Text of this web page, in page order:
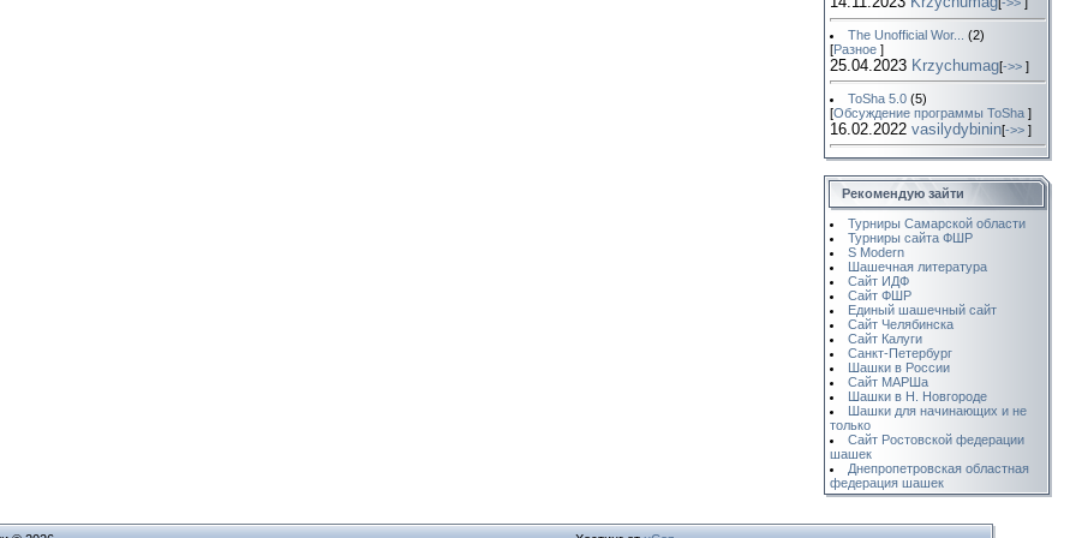
The Unofficial Wor...
(2)
[Разное ]
25.04.2023 Krzychumag[->> ]
ToSha 5.0 (5)
[Обсуждение программы ToSha ]
16.02.2022 vasilydybinin[->> ]
Рекомендую зайти
Турниры Самарской области
Турниры сайта ФШР
S Modern
Шашечная литература
Сайт ИДФ
Сайт ФШР
Единый шашечный сайт
Сайт Челябинска
Сайт Калуги
Санкт-Петербург
Шашки в России
Сайт МАРШа
Шашки в Н. Новгороде
Шашки для начинающих и не
только
Сайт Ростовской федерации
шашек
Днепропетровская областная
федерация шашек